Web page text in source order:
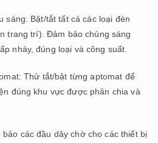
sáng: Bật/tắt tất cả các loại đèn
trang trí). Đảm bảo chúng sáng
nháy, đúng loại và công suất.
Thử tắt/bật từng aptomat để
đúng khu vực được phân chia và
các đầu dây chờ cho các thiết bị